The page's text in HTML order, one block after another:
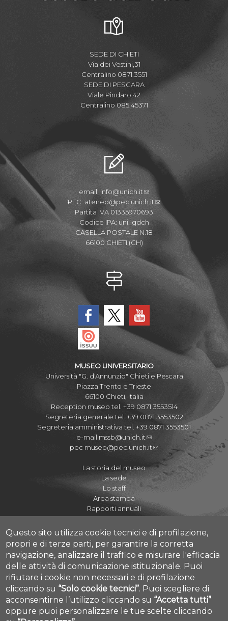
SEDE DI CHIETI
Via dei Vestini,31
Centralino 0871.3551
SEDE DI PESCARA
Viale Pindaro,42
Centralino 085.45371
email: info@unich.it
PEC: ateneo@pec.unich.it
Partita IVA 01335970693
Codice IPA: uni_gdch
CASELLA POSTALE N.18
66100 CHIETI (CH)
MUSEO UNIVERSITARIO
Università "G. d'Annunzio" Chieti e Pescara
Piazza Trento e Trieste
66100 Chieti, Italia
Reception museo tel. +39 0871 3553514
Segreteria generale tel. +39 0871 3553502
Segreteria amministrativa tel. +39 0871 3553501
e-mail mssb@unich.it
pec museo@pec.unich.it
La storia del museo
La sede
Lo staff
Area stampa
Rapporti annuali
Regolamenti
Quaderni del Museo
Journal of Paleopathology
Proposte didattiche A.S. 2020-2021
Cookie settings
I Cicli dell'Arte
Questo sito utilizza cookie tecnici e di profilazione,
propri e di terze parti, per garantire la corretta
navigazione, analizzare il traffico e misurare l'efficacia
delle attività di comunicazione istituzionale. Puoi
rifiutare i cookie non necessari e di profilazione
cliccando su “Solo cookie tecnici”. Puoi scegliere di
acconsentirne l’utilizzo cliccando su “Accetta tutti”
oppure puoi personalizzare le tue scelte cliccando